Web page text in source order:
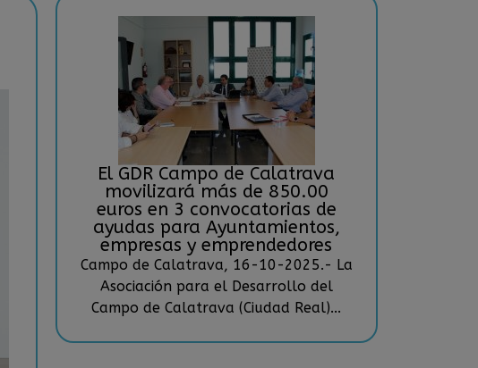
El GDR Campo de Calatrava
movilizará más de 850.00
euros en 3 convocatorias de
ayudas para Ayuntamientos,
empresas y emprendedores
Campo de Calatrava, 16-10-2025.- La
Asociación para el Desarrollo del
Campo de Calatrava (Ciudad Real)...